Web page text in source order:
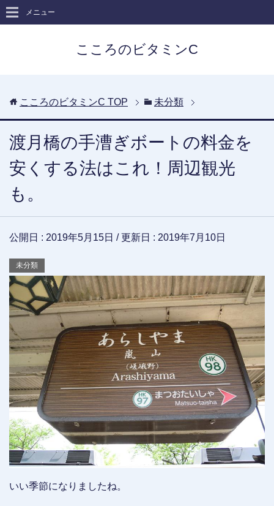
こころのビタミンC
メニュー
こころのビタミンC TOP 未分類
渡月橋の手漕ぎボートの料金を
安くする法はこれ！周辺観光
も。
公開日 : 2019年5月15日 / 更新日 : 2019年7月10日
未分類
いい季節になりましたね。